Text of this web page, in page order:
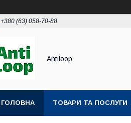
+380 (63) 058-70-88
Antiloop
ГОЛОВНА ТОВАРИ ТА ПОСЛУГИ